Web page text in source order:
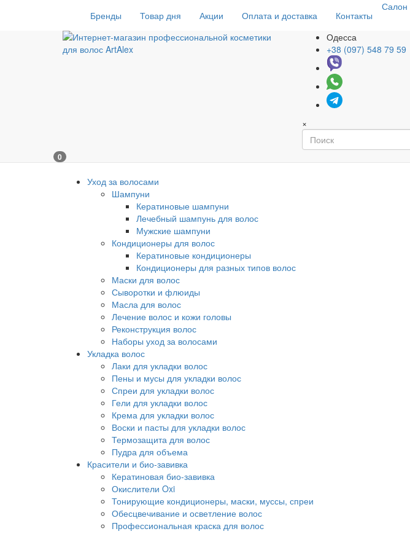
Бренды Товар дня Акции Оплата и доставка Контакты
Салон
Одесса
+38 (097) 548 79 59
×
0
Уход за волосами
Шампуни
Кератиновые шампуни
Лечебный шампунь для волос
Мужские шампуни
Кондиционеры для волос
Кератиновые кондиционеры
Кондиционеры для разных типов волос
Маски для волос
Сыворотки и флюиды
Масла для волос
Лечение волос и кожи головы
Реконструкция волос
Наборы уход за волосами
Укладка волос
Лаки для укладки волос
Пены и мусы для укладки волос
Спреи для укладки волос
Гели для укладки волос
Крема для укладки волос
Воски и пасты для укладки волос
Термозащита для волос
Пудра для объема
Красители и био-завивка
Кератиновая био-завивка
Окислители Oxi
Тонирующие кондиционеры, маски, муссы, спреи
Обесцвечивание и осветление волос
Профессиональная краска для волос